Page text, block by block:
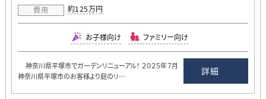
費用 約125万円
お子様向け ファミリー向け
神奈川県平塚市でガーデンリニューアル！ ２０２５年７月
神奈川県平塚市のお客様より庭のリ…
詳細